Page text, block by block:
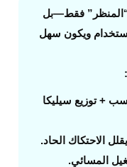
“المنظر” فقط—بل
ويكون سهل
+ توزيع سيليكا
الاحتكاك الحاد.
المسائي.